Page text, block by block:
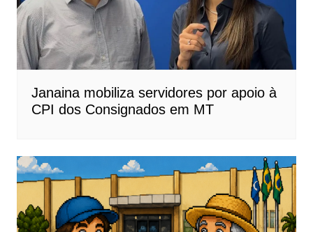
Janaina mobiliza servidores por apoio à
CPI dos Consignados em MT